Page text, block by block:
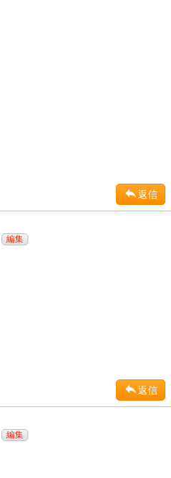
返信
返信